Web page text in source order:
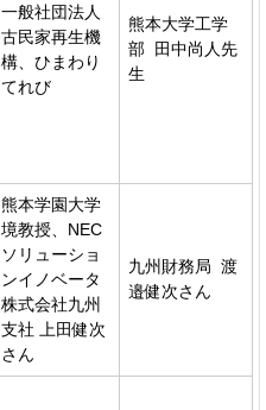
一般社団法人
古民家再生機
構、ひまわり
てれび
熊本大学工学
部 田中尚人先
生
熊本学園大学
境教授、NEC
ソリューショ
ンイノベータ
株式会社九州
支社 上田健次
さん
九州財務局 渡
邉健次さん